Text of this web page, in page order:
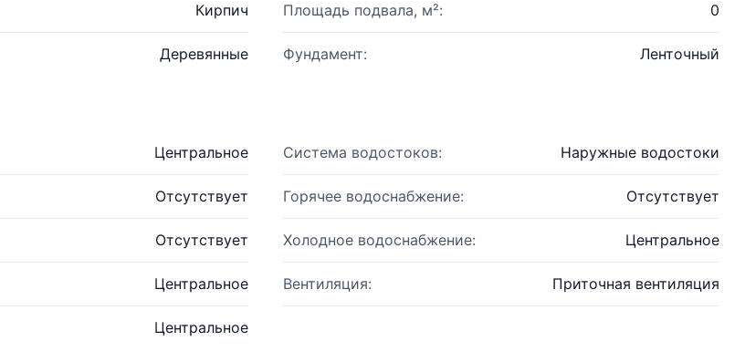
Кирпич Площадь подвала, м²: 0
Деревянные Фундамент: Ленточный
Центральное Система водостоков: Наружные водостоки
Отсутствует Горячее водоснабжение: Отсутствует
Отсутствует Холодное водоснабжение: Центральное
Центральное Вентиляция: Приточная вентиляция
Центральное